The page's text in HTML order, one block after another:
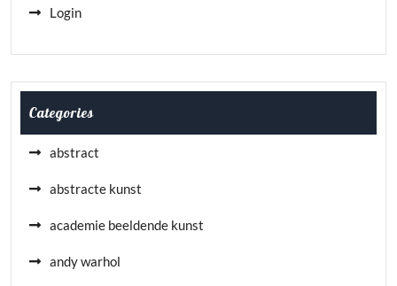
Login
Categories
abstract
abstracte kunst
academie beeldende kunst
andy warhol